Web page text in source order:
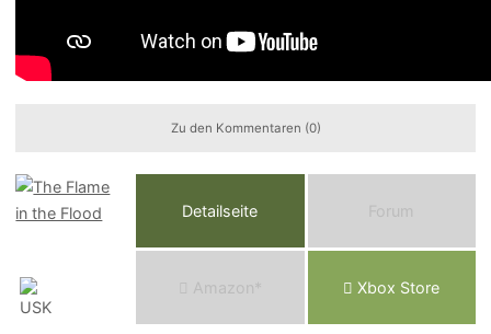
Zu den Kommentaren (0)
Detailseite Forum
Ama o n* Xbox Store